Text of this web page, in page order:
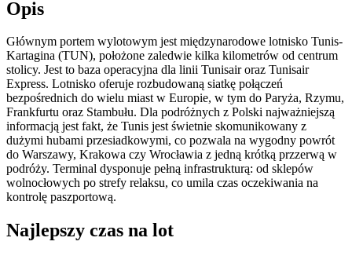
Opis
Głównym portem wylotowym jest międzynarodowe lotnisko Tunis-
Kartagina (TUN), położone zaledwie kilka kilometrów od centrum
stolicy. Jest to baza operacyjna dla linii Tunisair oraz Tunisair
Express. Lotnisko oferuje rozbudowaną siatkę połączeń
bezpośrednich do wielu miast w Europie, w tym do Paryża, Rzymu,
Frankfurtu oraz Stambułu. Dla podróżnych z Polski najważniejszą
informacją jest fakt, że Tunis jest świetnie skomunikowany z
dużymi hubami przesiadkowymi, co pozwala na wygodny powrót
do Warszawy, Krakowa czy Wrocławia z jedną krótką przzerwą w
podróży. Terminal dysponuje pełną infrastrukturą: od sklepów
wolnocłowych po strefy relaksu, co umila czas oczekiwania na
kontrolę paszportową.
Najlepszy czas na lot